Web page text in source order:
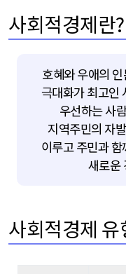
사회적경제란?
호혜와 우애의
극대화가 최고인
우선하는 사
지역주민의 자
이루고 주민과
새로운
사회적경제 유